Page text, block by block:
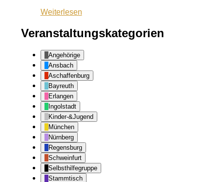
Weiterlesen
Veranstaltungskategorien
Angehörige
Ansbach
Aschaffenburg
Bayreuth
Erlangen
Ingolstadt
Kinder-&Jugend
München
Nürnberg
Regensburg
Schweinfurt
Selbsthilfegruppe
Stammtisch